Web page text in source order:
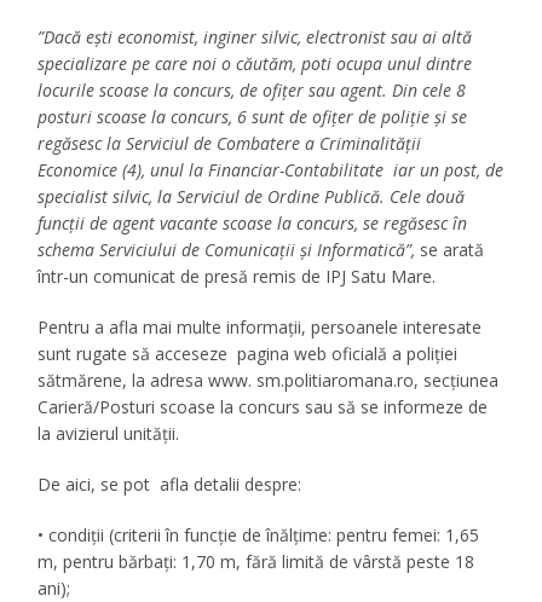
”Dacă ești economist, inginer silvic, electronist sau ai altă
specializare pe care noi o căutăm, poti ocupa unul dintre
locurile scoase la concurs, de ofițer sau agent. Din cele 8
posturi scoase la concurs, 6 sunt de ofiţer de poliţie şi se
regăsesc la Serviciul de Combatere a Criminalităţii
Economice (4), unul la Financiar-Contabilitate iar un post, de
specialist silvic, la Serviciul de Ordine Publică. Cele două
funcţii de agent vacante scoase la concurs, se regăsesc în
schema Serviciului de Comunicaţii şi Informatică”, se arată
într-un comunicat de presă remis de IPJ Satu Mare.
Pentru a afla mai multe informații, persoanele interesate
sunt rugate să acceseze pagina web oficială a poliţiei
sătmărene, la adresa www. sm.politiaromana.ro, secţiunea
Carieră/Posturi scoase la concurs sau să se informeze de
la avizierul unităţii.
De aici, se pot afla detalii despre:
• condiţii (criterii în funcţie de înălţime: pentru femei: 1,65
m, pentru bărbaţi: 1,70 m, fără limită de vârstă peste 18
ani);